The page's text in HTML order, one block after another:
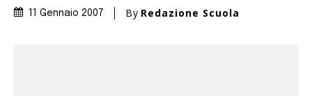
11 Gennaio 2007 By Redazione Scuola